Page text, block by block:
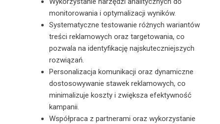
monitorowania i optymalizacji wyników.
Systematyczne testowanie różnych wariantów
treści reklamowych oraz targetowania, co
pozwala na identyfikację najskuteczniejszych
rozwiązań.
Personalizacja komunikacji oraz dynamiczne
dostosowywanie stawek reklamowych, co
minimalizuje koszty i zwiększa efektywność
kampanii.
Współpraca z partnerami oraz wykorzystanie